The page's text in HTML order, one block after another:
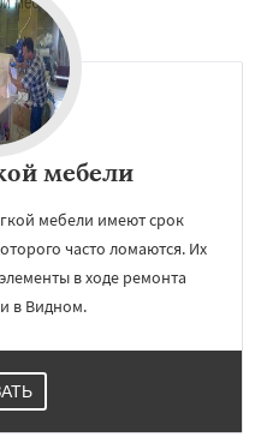
мебели
мебели имеют срок
часто ломаются. Их
в ходе ремонта
в Видном.